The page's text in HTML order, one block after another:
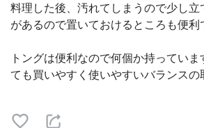
料理した後、汚れてしまうので少し立
があるので置いておけるところも便利
トングは便利なので何個か持ってい
ても買いやすく使いやすいバランスの